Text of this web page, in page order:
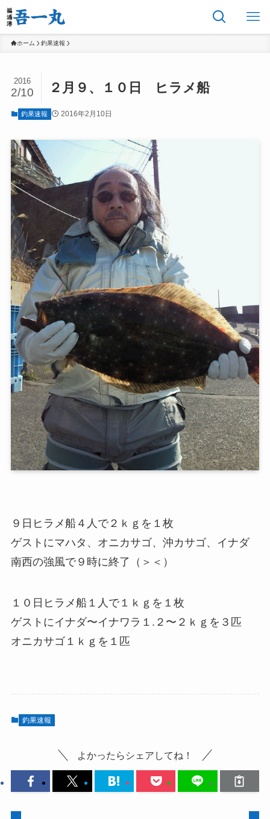
ホーム 釣果速報
２月９、１０日 ヒラメ船
2016
2/10
釣果速報 2016年2月10日
９日ヒラメ船４人で２ｋｇを１枚
ゲストにマハタ、オニカサゴ、沖カサゴ、イナダ
南西の強風で９時に終了（＞＜）
１０日ヒラメ船１人で１ｋｇを１枚
ゲストにイナダ〜イナワラ１.２〜２ｋｇを３匹
オニカサゴ１ｋｇを１匹
釣果速報
よかったらシェアしてね！